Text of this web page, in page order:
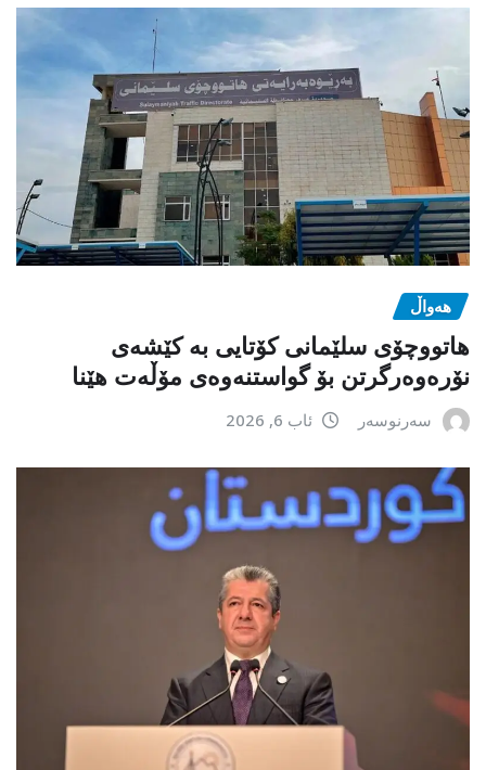
هەواڵ
هاتووچۆی سلێمانی کۆتایی بە کێشەی
نۆرەوەرگرتن بۆ گواستنەوەی مۆڵەت هێنا
سەرنوسەر ئاب 6, 2026